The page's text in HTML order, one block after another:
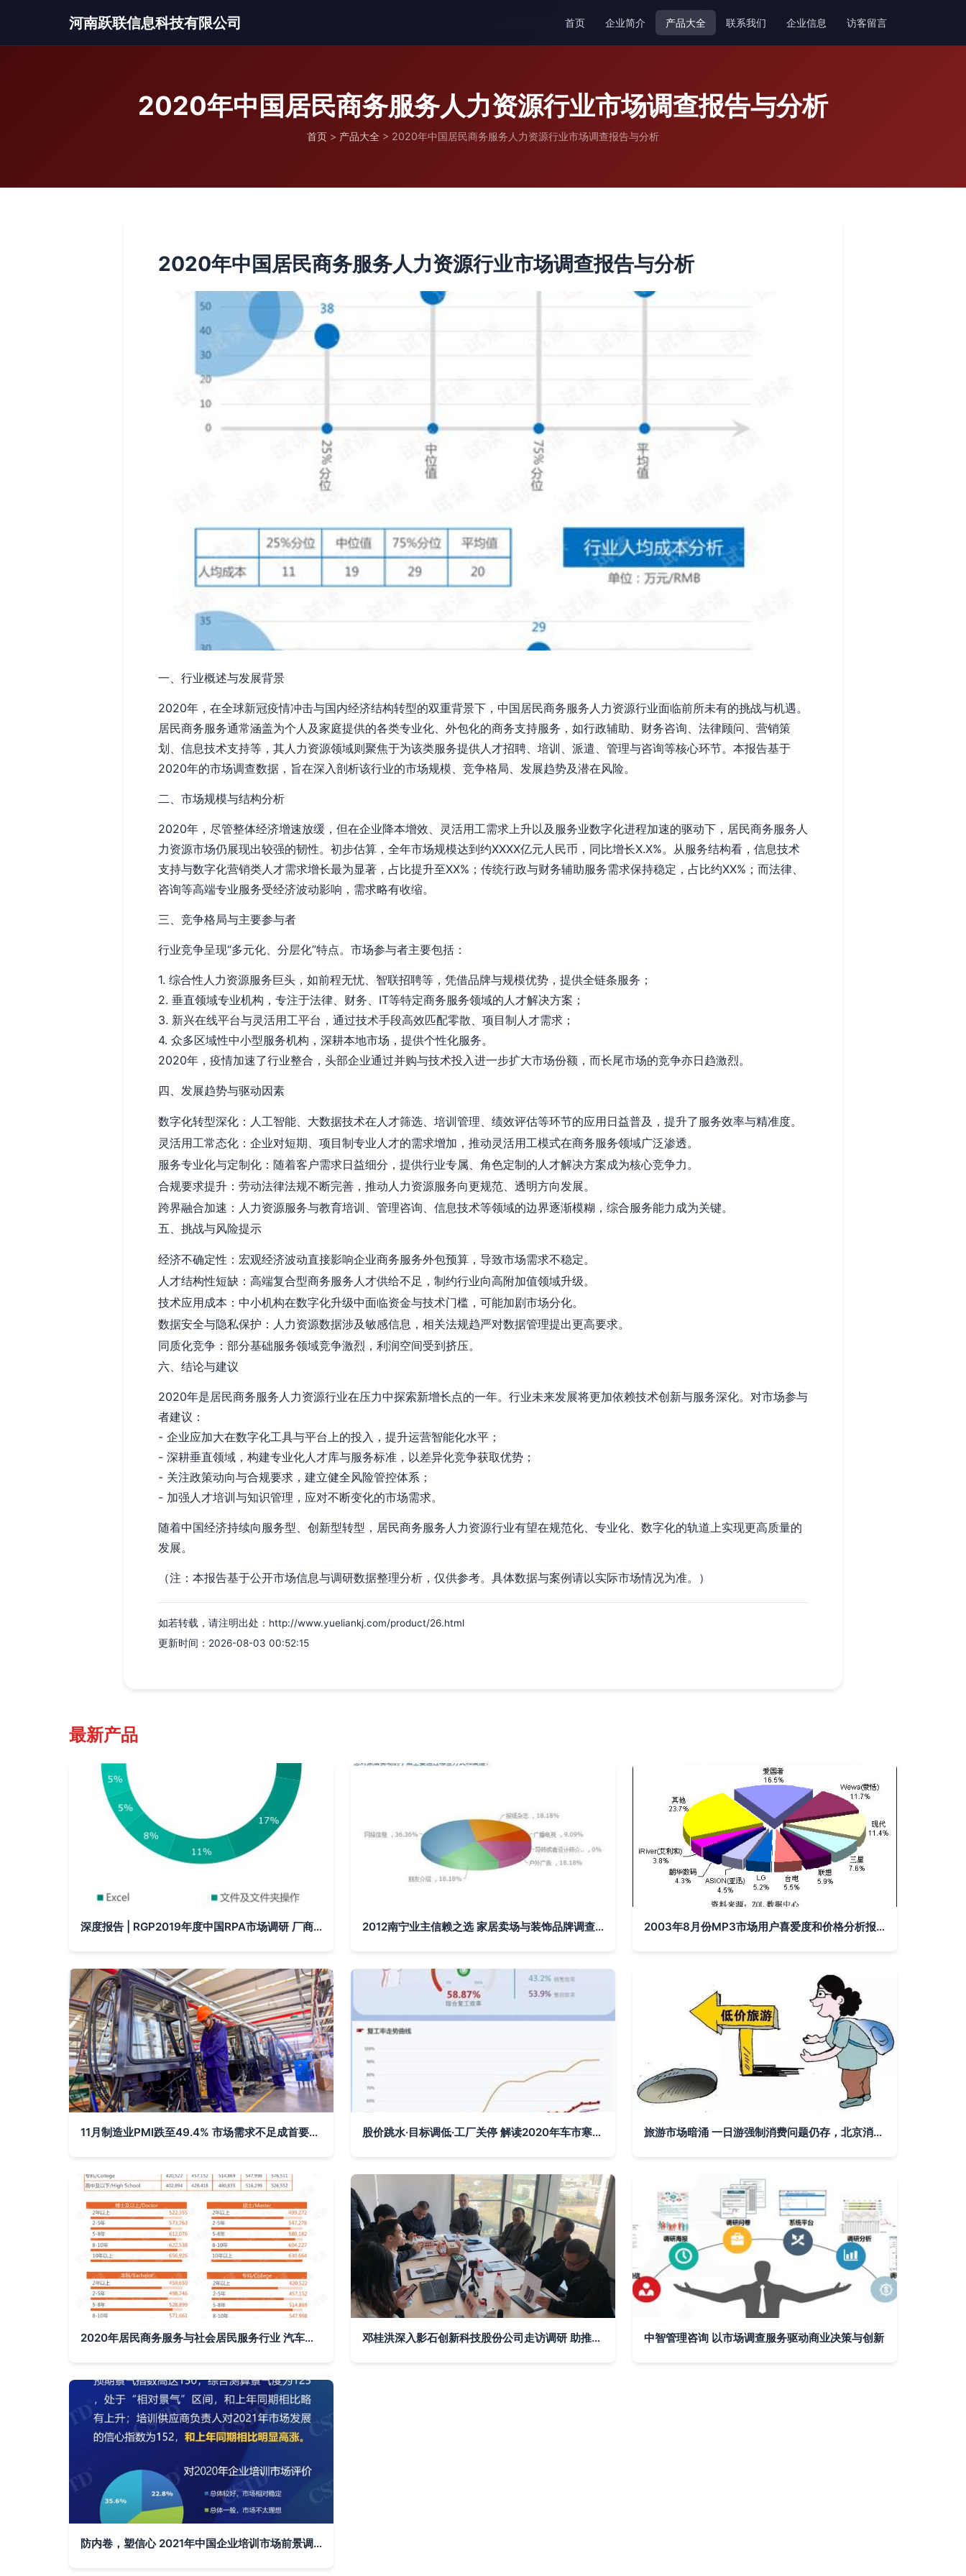
河南跃联信息科技有限公司 首页 企业简介 产品大全 联系我们 企业信息 访客留言
2020年中国居民商务服务人力资源行业市场调查报告与分析
首页 > 产品大全 > 2020年中国居民商务服务人力资源行业市场调查报告与分析
2020年中国居民商务服务人力资源行业市场调查报告与分析
一、行业概述与发展背景
2020年，在全球新冠疫情冲击与国内经济结构转型的双重背景下，中国居民商务服务人力资源行业面临前所未有的挑战与机遇。
居民商务服务通常涵盖为个人及家庭提供的各类专业化、外包化的商务支持服务，如行政辅助、财务咨询、法律顾问、营销策
划、信息技术支持等，其人力资源领域则聚焦于为该类服务提供人才招聘、培训、派遣、管理与咨询等核心环节。本报告基于
2020年的市场调查数据，旨在深入剖析该行业的市场规模、竞争格局、发展趋势及潜在风险。
二、市场规模与结构分析
2020年，尽管整体经济增速放缓，但在企业降本增效、灵活用工需求上升以及服务业数字化进程加速的驱动下，居民商务服务人
力资源市场仍展现出较强的韧性。初步估算，全年市场规模达到约XXXX亿元人民币，同比增长X.X%。从服务结构看，信息技术
支持与数字化营销类人才需求增长最为显著，占比提升至XX%；传统行政与财务辅助服务需求保持稳定，占比约XX%；而法律、
咨询等高端专业服务受经济波动影响，需求略有收缩。
三、竞争格局与主要参与者
行业竞争呈现“多元化、分层化”特点。市场参与者主要包括：
1. 综合性人力资源服务巨头，如前程无忧、智联招聘等，凭借品牌与规模优势，提供全链条服务；
2. 垂直领域专业机构，专注于法律、财务、IT等特定商务服务领域的人才解决方案；
3. 新兴在线平台与灵活用工平台，通过技术手段高效匹配零散、项目制人才需求；
4. 众多区域性中小型服务机构，深耕本地市场，提供个性化服务。
2020年，疫情加速了行业整合，头部企业通过并购与技术投入进一步扩大市场份额，而长尾市场的竞争亦日趋激烈。
四、发展趋势与驱动因素
数字化转型深化：人工智能、大数据技术在人才筛选、培训管理、绩效评估等环节的应用日益普及，提升了服务效率与精准度。
灵活用工常态化：企业对短期、项目制专业人才的需求增加，推动灵活用工模式在商务服务领域广泛渗透。
服务专业化与定制化：随着客户需求日益细分，提供行业专属、角色定制的人才解决方案成为核心竞争力。
合规要求提升：劳动法律法规不断完善，推动人力资源服务向更规范、透明方向发展。
跨界融合加速：人力资源服务与教育培训、管理咨询、信息技术等领域的边界逐渐模糊，综合服务能力成为关键。
五、挑战与风险提示
经济不确定性：宏观经济波动直接影响企业商务服务外包预算，导致市场需求不稳定。
人才结构性短缺：高端复合型商务服务人才供给不足，制约行业向高附加值领域升级。
技术应用成本：中小机构在数字化升级中面临资金与技术门槛，可能加剧市场分化。
数据安全与隐私保护：人力资源数据涉及敏感信息，相关法规趋严对数据管理提出更高要求。
同质化竞争：部分基础服务领域竞争激烈，利润空间受到挤压。
六、结论与建议
2020年是居民商务服务人力资源行业在压力中探索新增长点的一年。行业未来发展将更加依赖技术创新与服务深化。对市场参与
者建议：
- 企业应加大在数字化工具与平台上的投入，提升运营智能化水平；
- 深耕垂直领域，构建专业化人才库与服务标准，以差异化竞争获取优势；
- 关注政策动向与合规要求，建立健全风险管控体系；
- 加强人才培训与知识管理，应对不断变化的市场需求。
随着中国经济持续向服务型、创新型转型，居民商务服务人力资源行业有望在规范化、专业化、数字化的轨道上实现更高质量的
发展。
（注：本报告基于公开市场信息与调研数据整理分析，仅供参考。具体数据与案例请以实际市场情况为准。）
如若转载，请注明出处：http://www.yueliankj.com/product/26.html
更新时间：2026-08-03 00:52:15
最新产品
深度报告 | RGP2019年度中国RPA市场调研 厂商、机遇、规模、上升空间、市场反馈 2012南宁业主信赖之选 家居卖场与装饰品牌调查报告 2003年8月份MP3市场用户喜爱度和价格分析报告
11月制造业PMI跌至49.4% 市场需求不足成首要挑战 股价跳水·目标调低·工厂关停 解读2020年车市寒冬后的市场改造新方案 旅游市场暗涌 一日游强制消费问题仍存，北京消协发布监测报告
2020年居民商务服务与社会居民服务行业 汽车代驾领域市场调查报告与分析 邓桂洪深入影石创新科技股份公司走访调研 助推市场精准服务升级 中智管理咨询 以市场调查服务驱动商业决策与创新
防内卷，塑信心 2021年中国企业培训市场前景调研分析报告